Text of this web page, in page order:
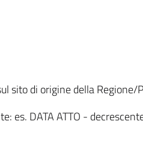
sito di origine della Regione/
DATA ATTO -